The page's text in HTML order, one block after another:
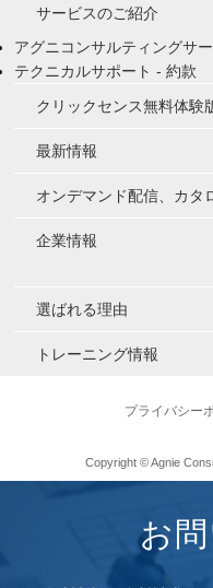
サービスのご紹介
アグニコンサルティングサ
テクニカルサポート - 約款
クリックセンス無料体験
最新情報
オンデマンド配信、カタ
企業情報
選ばれる理由
トレーニング情報
プライバシー
Copyright © Agnie
お